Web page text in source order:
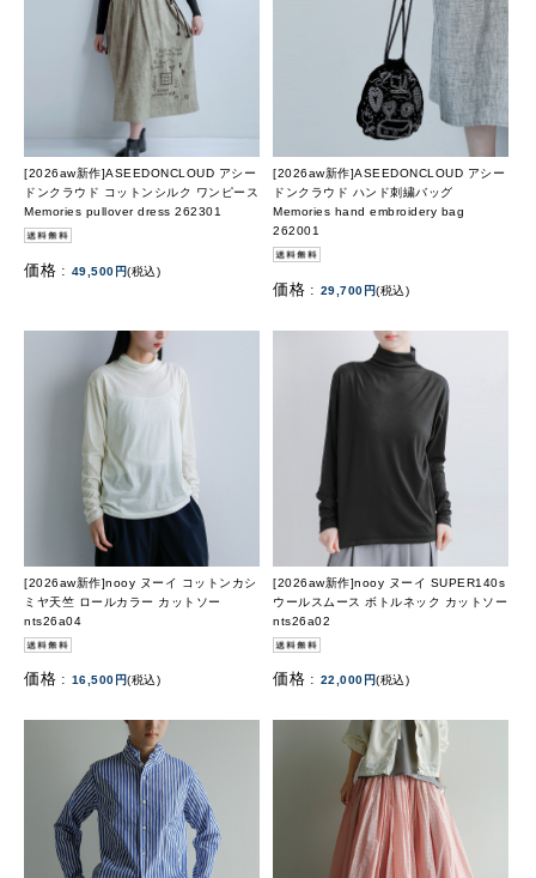
[2026aw新作]ASEEDONCLOUD アシー
ドンクラウド コットンシルク ワンピース
Memories pullover dress 262301
価格 : 49,500円(税込)
[2026aw新作]ASEEDONCLOUD アシー
ドンクラウド ハンド刺繍バッグ
Memories hand embroidery bag
262001
価格 : 29,700円(税込)
[2026aw新作]nooy ヌーイ コットンカシ
ミヤ天竺 ロールカラー カットソー
nts26a04
価格 : 16,500円(税込)
[2026aw新作]nooy ヌーイ SUPER140s
ウールスムース ボトルネック カットソー
nts26a02
価格 : 22,000円(税込)